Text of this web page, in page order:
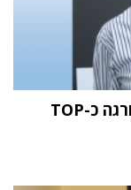
מחקר STKI השנתי: וואן טכנולוגיות דורגה כ-TOP